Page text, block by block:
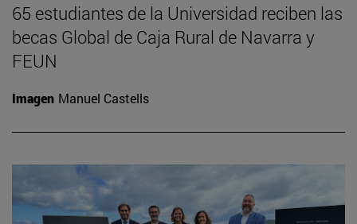
65 estudiantes de la Universidad reciben las
becas Global de Caja Rural de Navarra y
FEUN
Imagen Manuel Castells